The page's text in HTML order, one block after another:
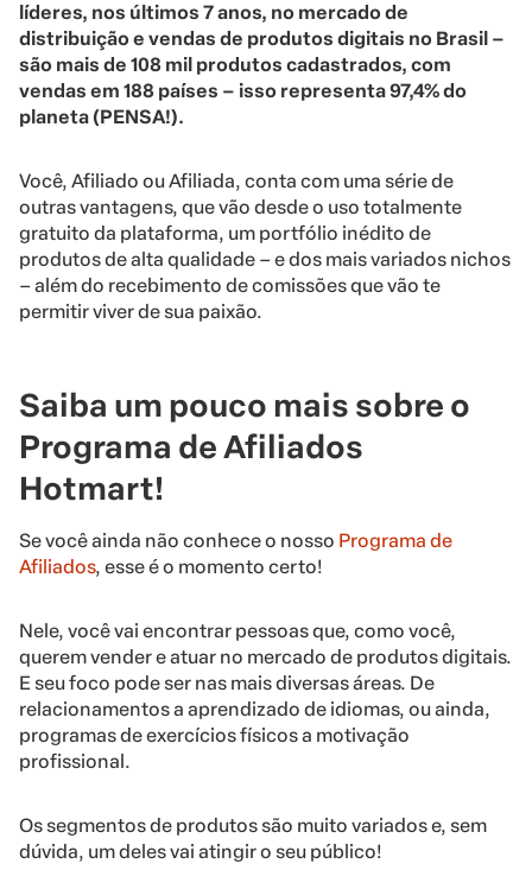
líderes, nos últimos 7 anos, no mercado de
distribuição e vendas de produtos digitais no Brasil –
são mais de 108 mil produtos cadastrados, com
vendas em 188 países – isso representa 97,4% do
planeta (PENSA!).
Você, Afiliado ou Afiliada, conta com uma série de
outras vantagens, que vão desde o uso totalmente
gratuito da plataforma, um portfólio inédito de
produtos de alta qualidade – e dos mais variados nichos
– além do recebimento de comissões que vão te
permitir viver de sua paixão.
Saiba um pouco mais sobre o
Programa deAfiliados
Hotmart!
Se você ainda não conhece o nosso Programa de
Afiliados, esse é o momento certo!
Nele, você vai encontrar pessoas que, como você,
querem vender e atuar no mercado de produtos digitais.
E seu foco pode ser nas mais diversas áreas. De
relacionamentos a aprendizado de idiomas, ou ainda,
programas de exercícios físicos a motivação
profissional.
Os segmentos de produtos são muito variados e, sem
dúvida, um deles vai atingir o seu público!